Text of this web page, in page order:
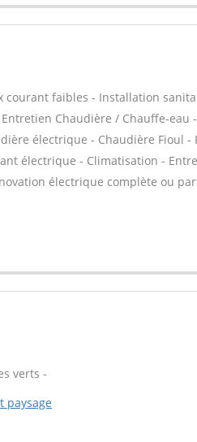
courant faibles - Installation
Chaudière / Chauffe-eau
électrique - Chaudière Fioul
électrique - Climatisation -
électrique complète ou
verts -
paysage